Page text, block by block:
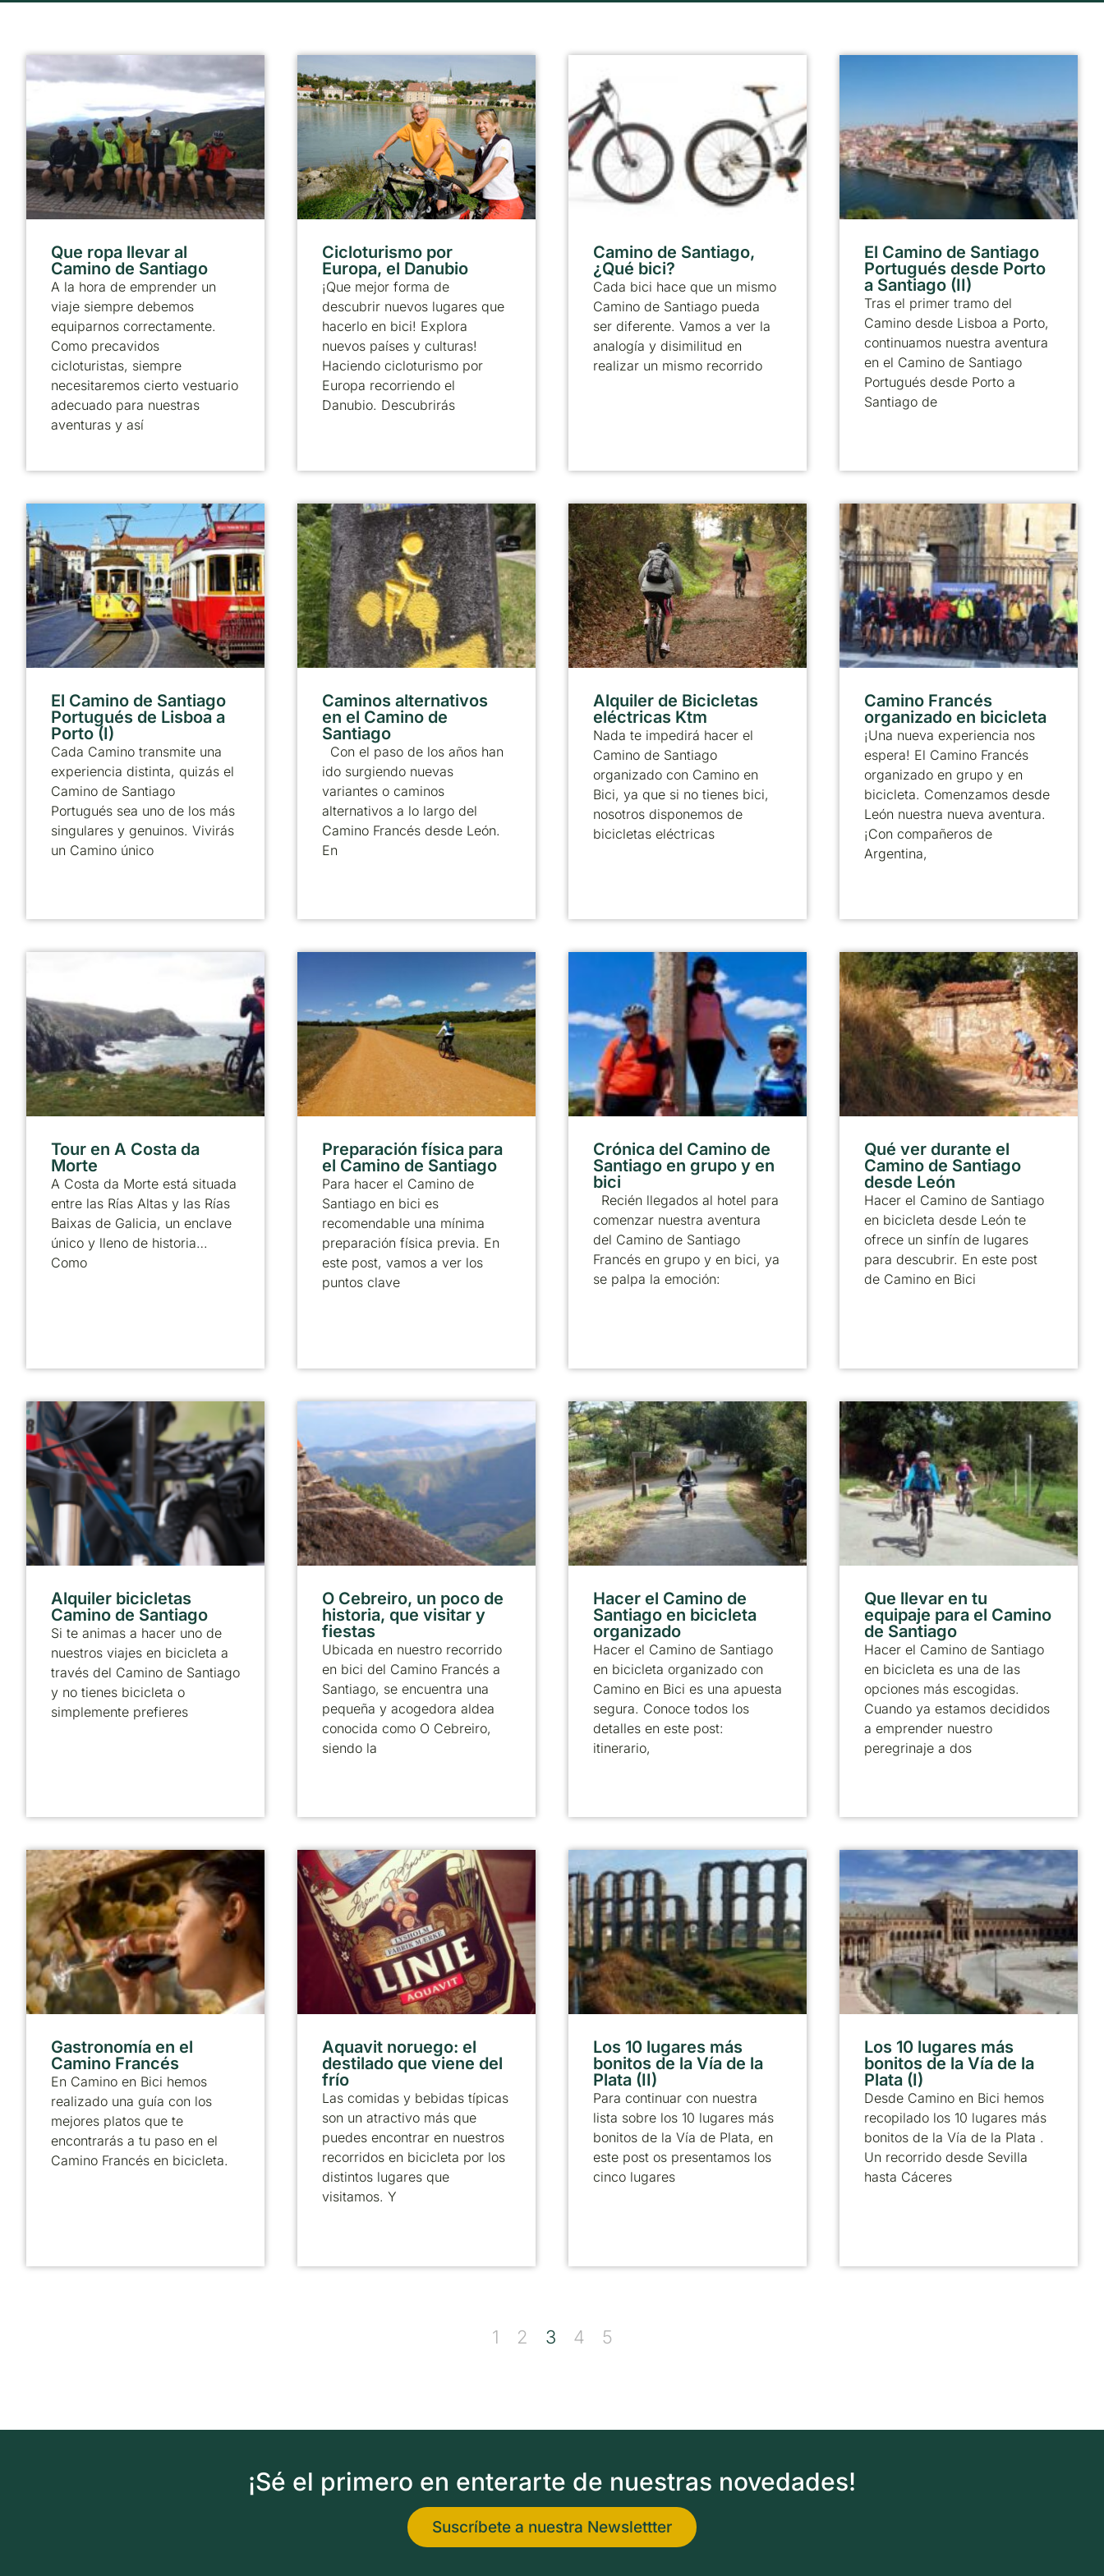
Que ropa llevar al
Camino de Santiago
A la hora de emprender un
viaje siempre debemos
equiparnos correctamente.
Como precavidos
cicloturistas, siempre
necesitaremos cierto vestuario
adecuado para nuestras
aventuras y así
Cicloturismo por
Europa, el Danubio
¡Que mejor forma de
descubrir nuevos lugares que
hacerlo en bici! Explora
nuevos países y culturas!
Haciendo cicloturismo por
Europa recorriendo el
Danubio. Descubrirás
Camino de Santiago,
¿Qué bici?
Cada bici hace que un mismo
Camino de Santiago pueda
ser diferente. Vamos a ver la
analogía y disimilitud en
realizar un mismo recorrido
El Camino de Santiago
Portugués desde Porto
a Santiago (II)
Tras el primer tramo del
Camino desde Lisboa a Porto,
continuamos nuestra aventura
en el Camino de Santiago
Portugués desde Porto a
Santiago de
El Camino de Santiago
Portugués de Lisboa a
Porto (I)
Cada Camino transmite una
experiencia distinta, quizás el
Camino de Santiago
Portugués sea uno de los más
singulares y genuinos. Vivirás
un Camino único
Caminos alternativos
en el Camino de
Santiago
Con el paso de los años han
ido surgiendo nuevas
variantes o caminos
alternativos a lo largo del
Camino Francés desde León.
En
Alquiler de Bicicletas
eléctricas Ktm
Nada te impedirá hacer el
Camino de Santiago
organizado con Camino en
Bici, ya que si no tienes bici,
nosotros disponemos de
bicicletas eléctricas
Camino Francés
organizado en bicicleta
¡Una nueva experiencia nos
espera! El Camino Francés
organizado en grupo y en
bicicleta. Comenzamos desde
León nuestra nueva aventura.
¡Con compañeros de
Argentina,
Tour en A Costa da
Morte
A Costa da Morte está situada
entre las Rías Altas y las Rías
Baixas de Galicia, un enclave
único y lleno de historia…
Como
Preparación física para
el Camino de Santiago
Para hacer el Camino de
Santiago en bici es
recomendable una mínima
preparación física previa. En
este post, vamos a ver los
puntos clave
Crónica del Camino de
Santiago en grupo y en
bici
Recién llegados al hotel para
comenzar nuestra aventura
del Camino de Santiago
Francés en grupo y en bici, ya
se palpa la emoción:
Qué ver durante el
Camino de Santiago
desde León
Hacer el Camino de Santiago
en bicicleta desde León te
ofrece un sinfín de lugares
para descubrir. En este post
de Camino en Bici
Alquiler bicicletas
Camino de Santiago
Si te animas a hacer uno de
nuestros viajes en bicicleta a
través del Camino de Santiago
y no tienes bicicleta o
simplemente prefieres
O Cebreiro, un poco de
historia, que visitar y
fiestas
Ubicada en nuestro recorrido
en bici del Camino Francés a
Santiago, se encuentra una
pequeña y acogedora aldea
conocida como O Cebreiro,
siendo la
Hacer el Camino de
Santiago en bicicleta
organizado
Hacer el Camino de Santiago
en bicicleta organizado con
Camino en Bici es una apuesta
segura. Conoce todos los
detalles en este post:
itinerario,
Que llevar en tu
equipaje para el Camino
de Santiago
Hacer el Camino de Santiago
en bicicleta es una de las
opciones más escogidas.
Cuando ya estamos decididos
a emprender nuestro
peregrinaje a dos
Gastronomía en el
Camino Francés
En Camino en Bici hemos
realizado una guía con los
mejores platos que te
encontrarás a tu paso en el
Camino Francés en bicicleta.
Aquavit noruego: el
destilado que viene del
frío
Las comidas y bebidas típicas
son un atractivo más que
puedes encontrar en nuestros
recorridos en bicicleta por los
distintos lugares que
visitamos. Y
Los 10 lugares más
bonitos de la Vía de la
Plata (II)
Para continuar con nuestra
lista sobre los 10 lugares más
bonitos de la Vía de Plata, en
este post os presentamos los
cinco lugares
Los 10 lugares más
bonitos de la Vía de la
Plata (I)
Desde Camino en Bici hemos
recopilado los 10 lugares más
bonitos de la Vía de la Plata .
Un recorrido desde Sevilla
hasta Cáceres
1 2 3 4 5
¡Sé el primero en enterarte de nuestras novedades!
Suscríbete a nuestra Newslettter